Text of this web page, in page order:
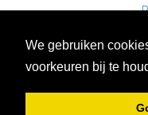
We gebruiken
voorkeuren bij te